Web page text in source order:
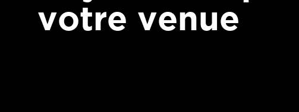
votre venue